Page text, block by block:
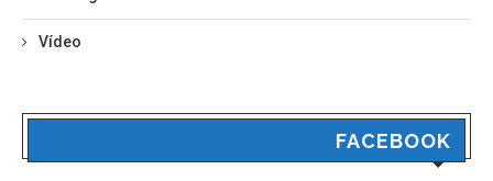
Vídeo
FACEBOOK